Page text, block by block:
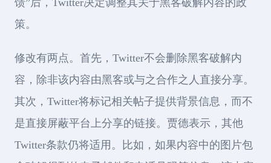
馈”后，Twitter决定调整其关于黑客破解内容的政
策。
修改有两点。首先，Twitter不会删除黑客破解内
容，除非该内容由黑客或与之合作之人直接分享。
其次，Twitter将标记相关帖子提供背景信息，而不
是直接屏蔽平台上分享的链接。贾德表示，其他
Twitter条款仍将适用。比如，如果内容中的图片包